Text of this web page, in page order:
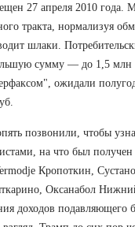
27 апреля 2010 года.
тракта, нормализуя
шлаки.
сумму — до 1,5 млн
ожидали
позвонили, чтобы
на что был получен
Кропоткин,
Оксанабол
доходов подавляющего